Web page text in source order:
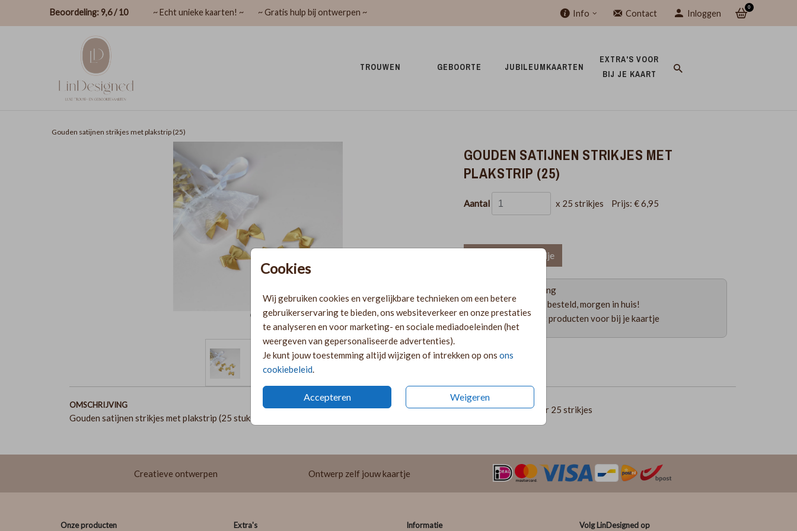
Beoordeling: 9,6 / 10 ~ Echt unieke kaarten! ~ ~ Gratis hulp bij ontwerpen ~ Info Contact Inloggen
0
TROUWEN GEBOORTE JUBILEUMKAARTEN
EXTRA'S VOOR
BIJ JE KAART
Cookies
Wij gebruiken cookies en vergelijkbare technieken om een betere
gebruikerservaring te bieden, ons websiteverkeer en onze prestaties
te analyseren en voor marketing- en sociale mediadoeleinden (het
weergeven van gepersonaliseerde advertenties).
Je kunt jouw toestemming altijd wijzigen of intrekken op ons ons
cookiebeleid
Accepteren Weigeren
Gouden satijnen strikjes met plakstrip (25)
GOUDEN SATIJNEN STRIKJES MET
PLAKSTRIP (25)
Aantal x 25 strikjes Prijs: € 6,95
In winkelmandje
Gratis verzending
Voor 18:00 uur besteld, morgen in huis!
Ruime keuze uit producten voor bij je kaartje
OMSCHRIJVING
Gouden satijnen strikjes met plakstrip (25 stuks). Formaat: 2,5 cm (breedte) x 2,5 cm (hoogte).
Prijs:€ 6,95 per 25 strikjes
Creatieve ontwerpen Ontwerp zelf jouw kaartje
Onze producten Extra's Informatie Volg LinDesigned op